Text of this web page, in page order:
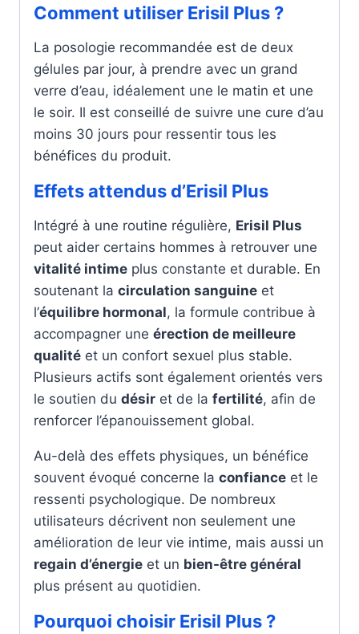
Comment utiliser Erisil Plus ?
La posologie recommandée est de deux
gélules par jour, à prendre avec un grand
verre d’eau, idéalement une le matin et une
le soir. Il est conseillé de suivre une cure d’au
moins 30 jours pour ressentir tous les
bénéfices du produit.
Effets attendus d’Erisil Plus
Intégré à une routine régulière, Erisil Plus
peut aider certains hommes à retrouver une
vitalité intime plus constante et durable. En
soutenant la circulation sanguine et
l’équilibre hormonal, la formule contribue à
accompagner une érection de meilleure
qualité et un confort sexuel plus stable.
Plusieurs actifs sont également orientés vers
le soutien du désir et de la fertilité, afin de
renforcer l’épanouissement global.
Au-delà des effets physiques, un bénéfice
souvent évoqué concerne la confiance et le
ressenti psychologique. De nombreux
utilisateurs décrivent non seulement une
amélioration de leur vie intime, mais aussi un
regain d’énergie et un bien-être général
plus présent au quotidien.
Pourquoi choisir Erisil Plus ?